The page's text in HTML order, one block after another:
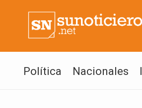
Política Nacionales